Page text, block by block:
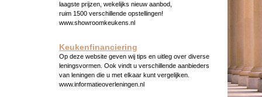
laagste prijzen, wekelijks nieuw aanbod,
ruim 1500 verschillende opstellingen!
www.showroomkeukens.nl
Keukenfinanciering
Op deze website geven wij tips en uitleg over diverse
leningsvormen. Ook vindt u verschillende aanbieders
van leningen die u met elkaar kunt vergelijken.
www.informatieoverleningen.nl